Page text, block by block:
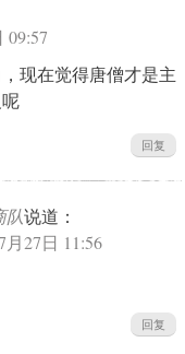
09:57
现在觉得唐僧才是主
回复
队说道：
月27日 11:56
回复